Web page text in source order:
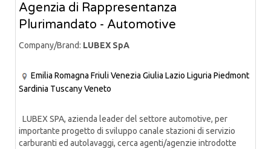
Agenzia di Rappresentanza
Plurimandato - Automotive
Company/Brand: LUBEX SpA
Emilia Romagna Friuli Venezia Giulia Lazio Liguria Piedmont
Sardinia TuscanyVeneto
LUBEX SPA, azienda leader del settore automotive, per
importante progetto di sviluppo canale stazioni di servizio
carburanti ed autolavaggi, cerca agenti/agenzie introdotte